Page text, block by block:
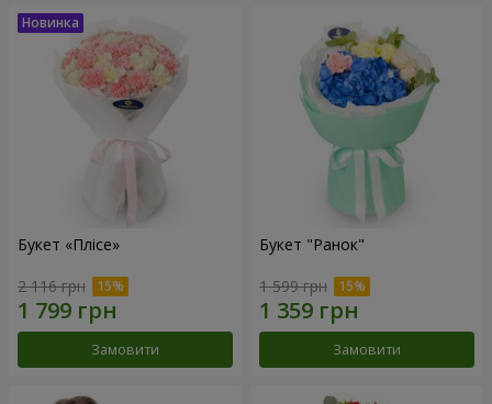
Букет «Плісе»
2 116 грн
Замовити
Букет "Ранок"
1 599 грн
Замовити